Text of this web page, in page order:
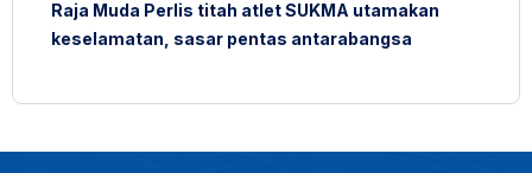
Raja Muda Perlis titah atlet SUKMA utamakan
keselamatan, sasar pentas antarabangsa